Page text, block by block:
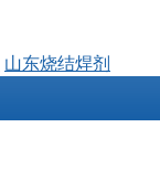
山东烧结焊剂